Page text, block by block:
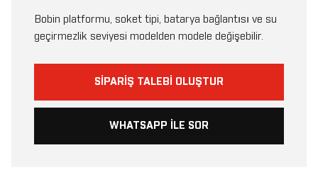
Bobin platformu, soket tipi, batarya bağlantısı ve su
geçirmezlik seviyesi modelden modele değişebilir.
SIPARIŞ TALEBI OLUŞTUR
WHATSAPP ILE SOR